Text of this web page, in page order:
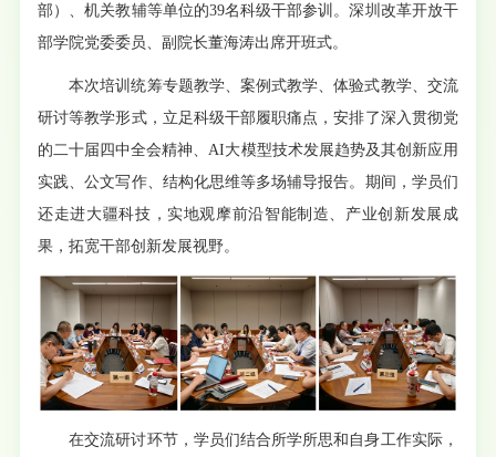
部）、机关教辅等单位的39名科级干部参训。深圳改革开放干
部学院党委委员、副院长董海涛出席开班式。
本次培训统筹专题教学、案例式教学、体验式教学、交流
研讨等教学形式，立足科级干部履职痛点，安排了深入贯彻党
的二十届四中全会精神、AI大模型技术发展趋势及其创新应用
实践、公文写作、结构化思维等多场辅导报告。期间，学员们
还走进大疆科技，实地观摩前沿智能制造、产业创新发展成
果，拓宽干部创新发展视野。
在交流研讨环节，学员们结合所学所思和自身工作实际，